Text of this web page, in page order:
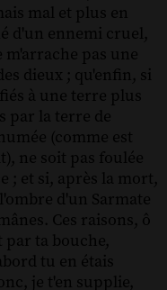
mal et plus en
d'un ennemi cruel,
m'arrache pas une
dieux ; qu'enfin, si
à une terre plus
par la terre de
(comme est
ne soit pas foulée
; et si, après la mort,
d'un Sarmate
Ces raisons, ô
ta bouche,
tu en étais
je t'en supplie,